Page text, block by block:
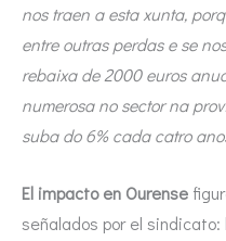
nos traen a esta xunta,
entre outras perdas e se
rebaixa de 2000 euros
numerosa no sector na
suba do 6% cada catro
El impacto en Ourense
señalados por el